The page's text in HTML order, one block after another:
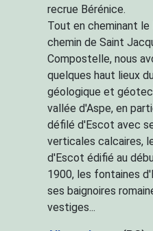
recrue Bérénice.
Tout en cheminant le
chemin de Saint
Compostelle, nous
quelques haut lieux
géologique et
vallée d'Aspe, en
défilé d'Escot avec
verticales calcaires,
d'Escot édifié au
1900, les fontaines
ses baignoires
vestiges...